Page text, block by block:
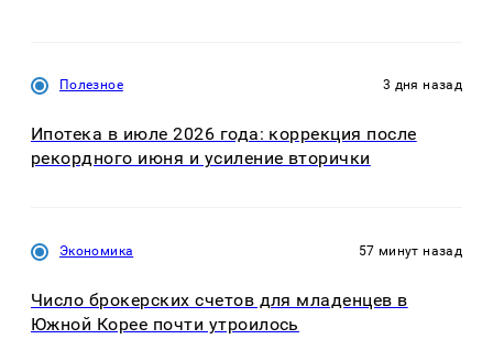
Полезное 3 дня назад
Ипотека в июле 2026 года: коррекция после
рекордного июня и усиление вторички
Экономика 57 минут назад
Число брокерских счетов для младенцев в
Южной Корее почти утроилось